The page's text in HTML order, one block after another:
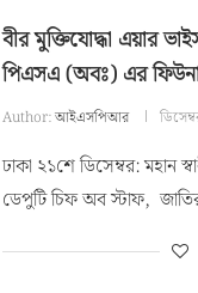
বীর মুক্তিযোদ্ধা এয়ার
পিএসএ (অবঃ) এর
Author:আইএসপিআর
ঢাকা ২১শে ডিসেম্বর: মহান
ডেপুটি চিফ অব স্টাফ,